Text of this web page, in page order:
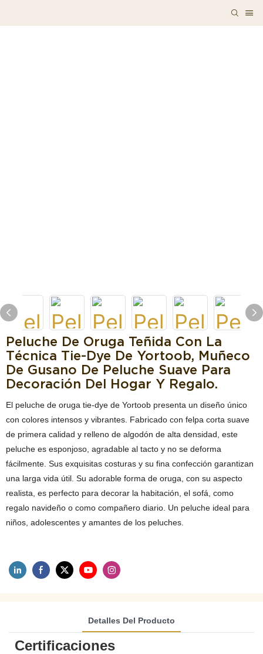
Peluche De Oruga Teñida Con La
Técnica Tie-Dye De Yortoob, Muñeco
De Gusano De Peluche Suave Para
Decoración Del Hogar Y Regalo.
El peluche de oruga tie-dye de Yortoob presenta un diseño único
con colores intensos y vibrantes. Fabricado con felpa corta suave
de primera calidad y relleno de algodón de alta densidad, este
peluche es esponjoso, agradable al tacto y no se deforma
fácilmente. Sus exquisitas costuras y su fina confección garantizan
una larga vida útil. Su adorable forma de oruga, con su aspecto
realista, es perfecto para decorar la habitación, el sofá, como
regalo navideño o como compañero diario. Un peluche ideal para
niños, adolescentes y amantes de los peluches.
Detalles Del Producto
Certificaciones